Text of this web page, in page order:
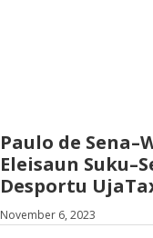
Paulo de
Eleisaun
Desportu
November 6, 2023